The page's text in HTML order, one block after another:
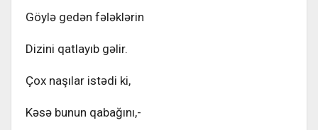
Göylə gedən fələklərin
Dizini qatlayıb gəlir.
Çox naşılar istədi ki,
Kəsə bunun qabağını,-